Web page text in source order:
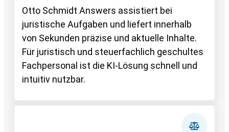
Otto Schmidt Answers assistiert bei
juristische Aufgaben und liefert innerhalb
von Sekunden präzise und aktuelle Inhalte.
Für juristisch und steuerfachlich geschultes
Fachpersonal ist die KI-Lösung schnell und
intuitiv nutzbar.